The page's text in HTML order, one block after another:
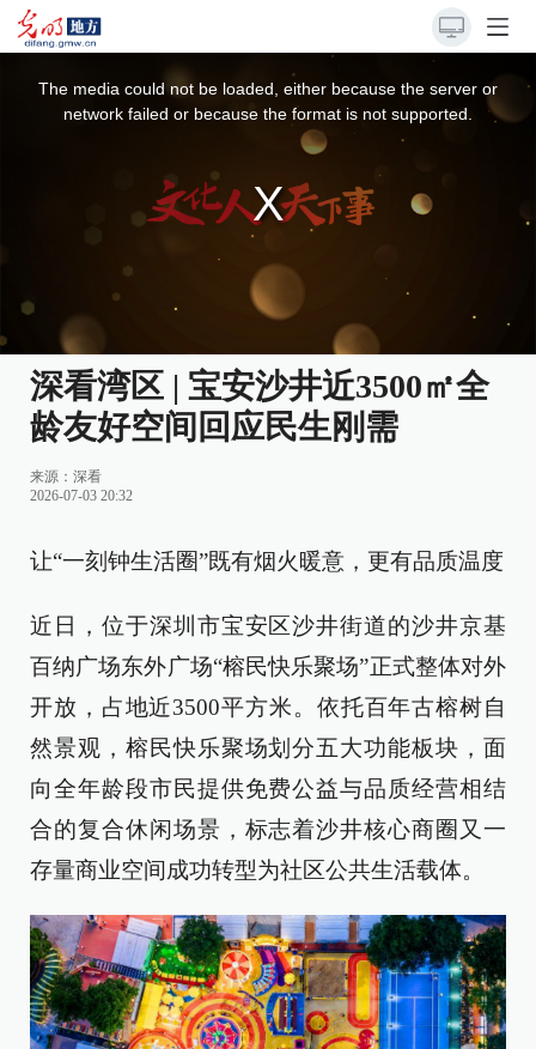
The media could not be loaded, either because the server or
network failed or because the format is not supported.
深看湾区 | 宝安沙井近3500㎡全
龄友好空间回应民生刚需
来源： 深看
2026-07-03 20:32
让“一刻钟生活圈”既有烟火暖意，更有品质温度
近日，位于深圳市宝安区沙井街道的沙井京基
百纳广场东外广场“榕民快乐聚场”正式整体对外
开放，占地近3500平方米。依托百年古榕树自
然景观，榕民快乐聚场划分五大功能板块，面
向全年龄段市民提供免费公益与品质经营相结
合的复合休闲场景，标志着沙井核心商圈又一
存量商业空间成功转型为社区公共生活载体。